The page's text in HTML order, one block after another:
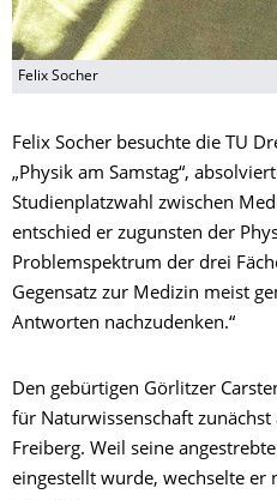
Felix Socher
Felix Socher besuchte die TU
„Physik am Samstag“,
Studienplatzwahl zwischen
entschied er zugunsten der
Problemspektrum der drei
Gegensatz zur Medizin meist
Antworten nachzudenken.“
Den gebürtigen Görlitzer
für Naturwissenschaft zunächst
Freiberg. Weil seine
eingestellt wurde, wechselte er